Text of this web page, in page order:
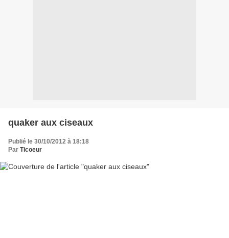
quaker aux ciseaux
Publié le 30/10/2012 à 18:18
Par Ticoeur